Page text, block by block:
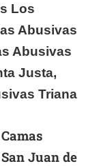
Los
Abusivas
Abusivas
Justa,
Triana
Juan de